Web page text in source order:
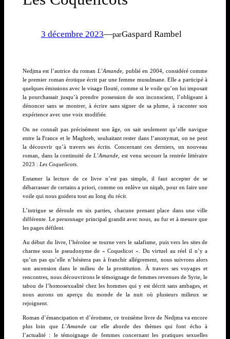
3 décembre 2023—parGaspard Rambel
Nedjma est l’autrice du roman L’Amande , publié en 2004, considéré comme
le premier roman érotique écrit par une femme musulmane. Elle a participé à
quelques émissions avec le visage flouté, comme si le voile qu’on lui imposait
la pourchassait jusqu’à prendre possession de son inconscient, l’obligeant à
dénoncer sans se montrer, à écrire sans signer de sa plume, à raconter son
expérience avec une voix modifiée.
On ne connaît pas précisément son âge, on sait seulement qu’elle navigue
entre la France et le Maghreb, souhaitant rester dans l’anonymat, on ne peut
la découvrir qu’à travers ses écrits. Concernant ces derniers, un nouveau
roman, dans la continuité de L’Amande , est venu secouer la rentrée littéraire
2023 : Les Coquelicots.
Entamer la lecture de ce livre n’est pas simple, il faut accepter de se
débarrasser de certains a priori, comme on enlève un niqab, pour en faire une
voile qui nous guidera tout au long du récit.
L’intrigue se déroule en six parties, chacune prenant place dans une ville
différente. Le personnage principal grandit avec nous, au fur et à mesure que
les pages défilent.
Au début du livre, l’héroïne se tourne vers le salafisme, puis vers les sites de
charme sous le pseudonyme de « Coquelicot ». Du virtuel au réel il n’y a
qu’un pas qu’elle n’hésitera pas à franchir allégrement, nous suivrons alors
son ascension dans le milieu de la prostitution. À travers ses voyages et
rencontres, nous découvrirons le témoignage de femmes revenues de Syrie, le
tabou de l’homosexualité chez les hommes qui y est décrit sans ambages, et
nous aurons un aperçu du monde de la nuit où plusieurs milieux se
rejoignent.
Roman d’émancipation et d’érotisme, ce troisième livre de Nedjma va encore
plus loin que L’Amandecar elle aborde des thèmes qui font écho à
l’actualité : le témoignage de femmes concernant les pratiques sexuelles